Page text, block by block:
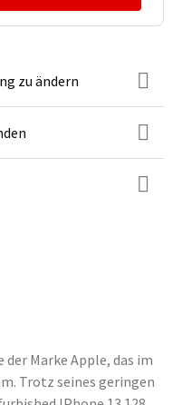
zu ändern
Marke Apple, das im
Trotz seines geringen